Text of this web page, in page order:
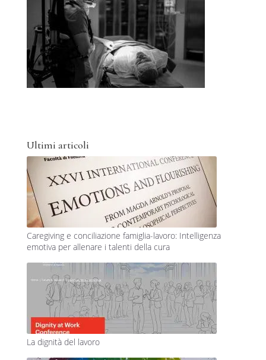
Ultimi articoli
Caregiving e conciliazione famiglia-lavoro: Intelligenza
emotiva per allenare i talenti della cura
La dignità del lavoro